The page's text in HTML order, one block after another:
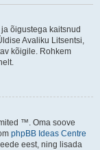
õigustega kaitsnud
Avaliku Litsentsi,
kõigile. Rohkem
™. Oma soove
phpBB Ideas Centre
eest, ning lisada